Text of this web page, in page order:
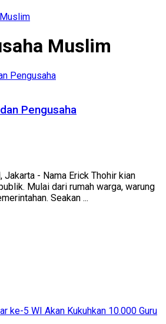
Muslim
Pengusaha
Jakarta - Nama Erick Thohir kian
Mulai dari rumah warga, warung
Seakan ...